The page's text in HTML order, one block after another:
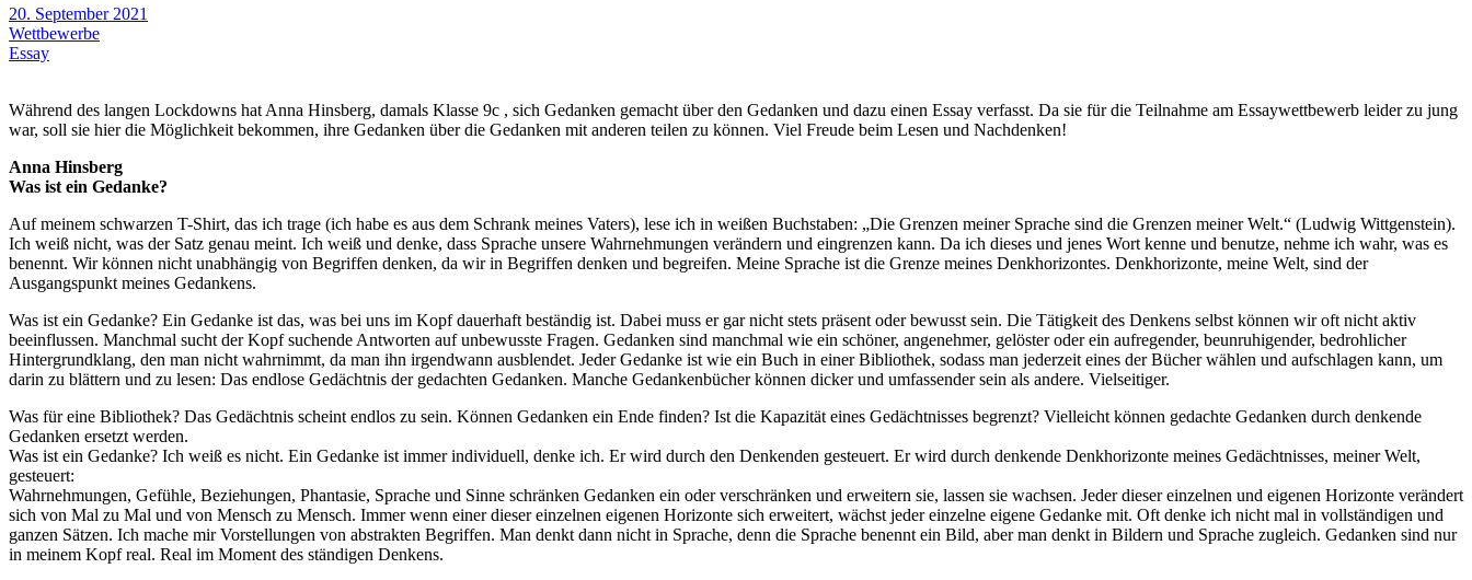
20. September 2021
Wettbewerbe
Essay
Während des langen Lockdowns hat Anna Hinsberg, damals Klasse 9c , sich Gedanken gemacht über den Gedanken und dazu einen Essay verfasst. Da sie für die Teilnahme am Essaywettbewerb leider zu jung
war, soll sie hier die Möglichkeit bekommen, ihre Gedanken über die Gedanken mit anderen teilen zu können. Viel Freude beim Lesen und Nachdenken!
Anna Hinsberg
Was ist ein Gedanke?
Auf meinem schwarzen T-Shirt, das ich trage (ich habe es aus dem Schrank meines Vaters), lese ich in weißen Buchstaben: „Die Grenzen meiner Sprache sind die Grenzen meiner Welt.“ (Ludwig Wittgenstein).
Ich weiß nicht, was der Satz genau meint. Ich weiß und denke, dass Sprache unsere Wahrnehmungen verändern und eingrenzen kann. Da ich dieses und jenes Wort kenne und benutze, nehme ich wahr, was es
benennt. Wir können nicht unabhängig von Begriffen denken, da wir in Begriffen denken und begreifen. Meine Sprache ist die Grenze meines Denkhorizontes. Denkhorizonte, meine Welt, sind der
Ausgangspunkt meines Gedankens.
Was ist ein Gedanke? Ein Gedanke ist das, was bei uns im Kopf dauerhaft beständig ist. Dabei muss er gar nicht stets präsent oder bewusst sein. Die Tätigkeit des Denkens selbst können wir oft nicht aktiv
beeinflussen. Manchmal sucht der Kopf suchende Antworten auf unbewusste Fragen. Gedanken sind manchmal wie ein schöner, angenehmer, gelöster oder ein aufregender, beunruhigender, bedrohlicher
Hintergrundklang, den man nicht wahrnimmt, da man ihn irgendwann ausblendet. Jeder Gedanke ist wie ein Buch in einer Bibliothek, sodass man jederzeit eines der Bücher wählen und aufschlagen kann, um
darin zu blättern und zu lesen: Das endlose Gedächtnis der gedachten Gedanken. Manche Gedankenbücher können dicker und umfassender sein als andere. Vielseitiger.
Was für eine Bibliothek? Das Gedächtnis scheint endlos zu sein. Können Gedanken ein Ende finden? Ist die Kapazität eines Gedächtnisses begrenzt? Vielleicht können gedachte Gedanken durch denkende
Gedanken ersetzt werden.
Was ist ein Gedanke? Ich weiß es nicht. Ein Gedanke ist immer individuell, denke ich. Er wird durch den Denkenden gesteuert. Er wird durch denkende Denkhorizonte meines Gedächtnisses, meiner Welt,
gesteuert:
Wahrnehmungen, Gefühle, Beziehungen, Phantasie, Sprache und Sinne schränken Gedanken ein oder verschränken und erweitern sie, lassen sie wachsen. Jeder dieser einzelnen und eigenen Horizonte verändert
sich von Mal zu Mal und von Mensch zu Mensch. Immer wenn einer dieser einzelnen eigenen Horizonte sich erweitert, wächst jeder einzelne eigene Gedanke mit. Oft denke ich nicht mal in vollständigen und
ganzen Sätzen. Ich mache mir Vorstellungen von abstrakten Begriffen. Man denkt dann nicht in Sprache, denn die Sprache benennt ein Bild, aber man denkt in Bildern und Sprache zugleich. Gedanken sind nur
in meinem Kopf real. Real im Moment des ständigen Denkens.